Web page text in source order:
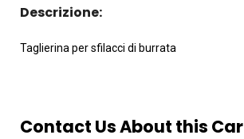
Descrizione:
Taglierina per sfilacci di burrata
Contact Us About this Car